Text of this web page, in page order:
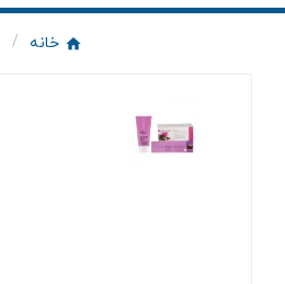
خانه